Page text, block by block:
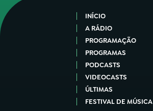
INÍCIO
A RÁDIO
PROGRAMAÇÃO
PROGRAMAS
PODCASTS
VIDEOCASTS
ÚLTIMAS
FESTIVAL DE MÚSICA